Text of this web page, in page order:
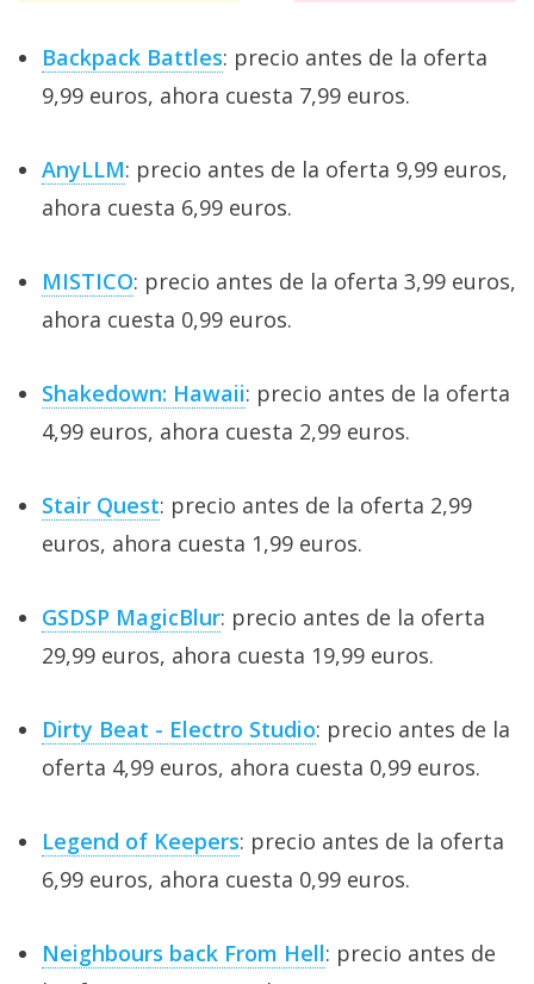
Backpack Battles: precio antes de la oferta
9,99 euros, ahora cuesta 7,99 euros.
AnyLLM: precio antes de la oferta 9,99 euros,
ahora cuesta 6,99 euros.
MISTICO: precio antes de la oferta 3,99 euros,
ahora cuesta 0,99 euros.
Shakedown: Hawaii: precio antes de la oferta
4,99 euros, ahora cuesta 2,99 euros.
Stair Quest: precio antes de la oferta 2,99
euros, ahora cuesta 1,99 euros.
GSDSP MagicBlur: precio antes de la oferta
29,99 euros, ahora cuesta 19,99 euros.
Dirty Beat - Electro Studio: precio antes de la
oferta 4,99 euros, ahora cuesta 0,99 euros.
Legend of Keepers: precio antes de la oferta
6,99 euros, ahora cuesta 0,99 euros.
Neighbours back From Hell: precio antes de